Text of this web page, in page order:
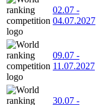
02.07 -
04.07.2027
09.07 -
11.07.2027
30.07 -